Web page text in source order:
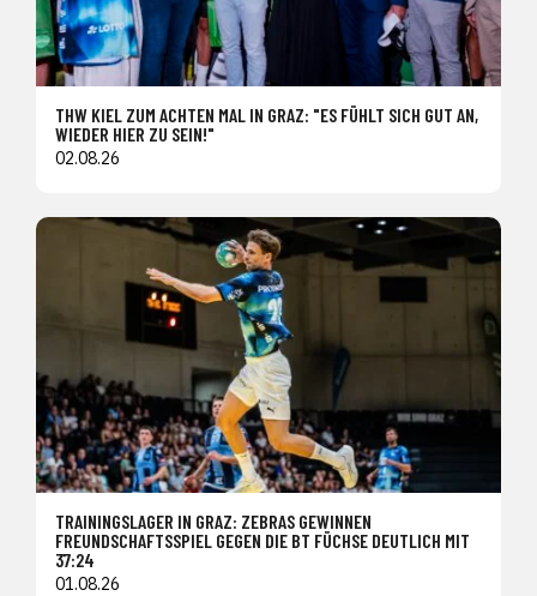
THW KIEL ZUM ACHTEN MAL IN GRAZ: "ES FÜHLT SICH GUT AN,
WIEDER HIER ZU SEIN!"
02.08.26
TRAININGSLAGER IN GRAZ: ZEBRAS GEWINNEN
FREUNDSCHAFTSSPIEL GEGEN DIE BT FÜCHSE DEUTLICH MIT
37:24
01.08.26